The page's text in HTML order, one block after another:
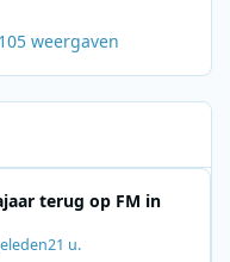
105 weergaven
terug op FM in
21 u.